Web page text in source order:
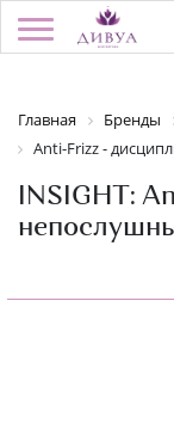
Войти
КАТАЛОГ
Здравствуйте!
Главная Бренды
Anti-Frizz -
INSIGHT: